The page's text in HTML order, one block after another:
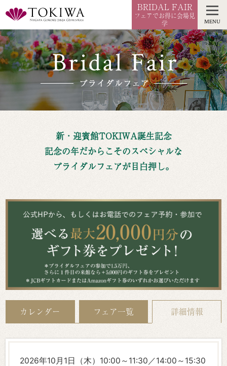
BRIDAL FAIR
フェアでお得に会場見
学
MENU
新・迎賓館TOKIWA誕生記念
記念の年だからこそのスペシャルな
ブライダルフェアが目白押し。
カレンダー フェア一覧 詳細情報
2026年10月1日（木）10:00～11:30／14:00～15:30